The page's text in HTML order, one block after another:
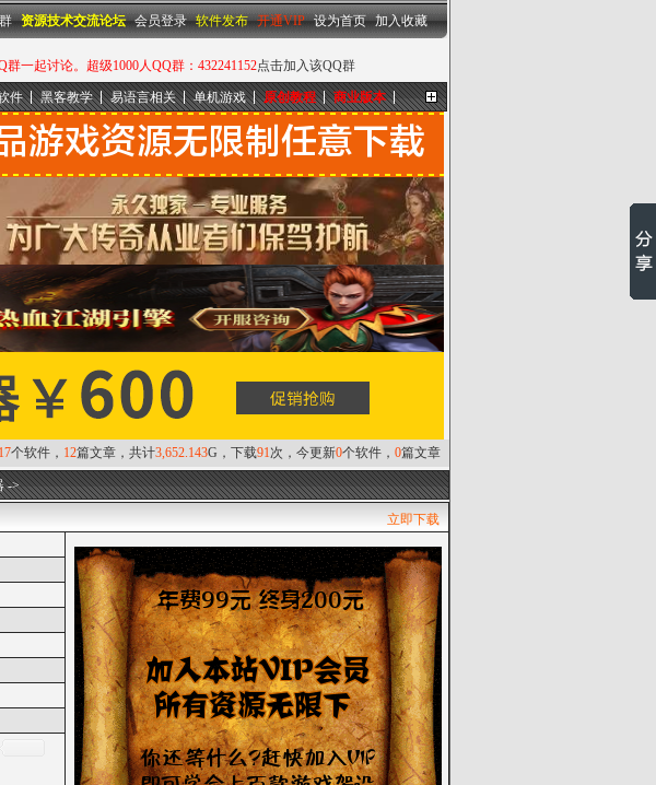
设为首页|加入收藏
一起讨论。超级1000人QQ群：432241152点击加入该QQ群
资源技术交流论坛 会员登录 软件发布 开通VIP 设为首页 加入收藏
更多...
件 黑客教学 易语言相关 单机游戏 原创教程 商业版本
个软件， 12篇文章，共计3,652.143G，下载91次，今更新0个软件， 0篇文章
->
立即下载